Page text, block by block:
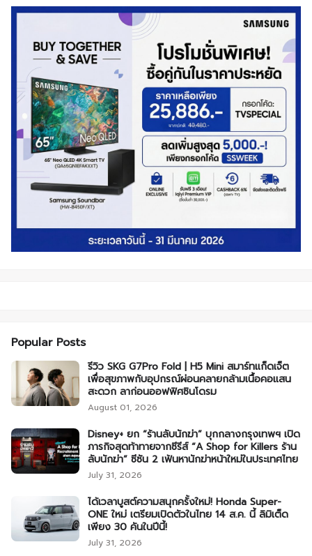
Popular Posts
รีวิว SKG G7Pro Fold | H5 Mini สมาร์ทแก็ดเจ็ต
เพื่อสุขภาพกับอุปกรณ์ผ่อนคลายกล้ามเนื้อคอแสน
สะดวก ลาก่อนออฟฟิศซินโดรม
August 01, 2026
Disney+ ยก “ร้านลับนักฆ่า” บุกกลางกรุงเทพฯ เปิด
ภารกิจสุดท้าทายจากซีรีส์ “A Shop for Killers ร้าน
ลับนักฆ่า” ซีซัน 2 เฟ้นหานักฆ่าหน้าใหม่ในประเทศไทย
July 31, 2026
ได้เวลาบูสต์ความสนุกครั้งใหม่! Honda Super-
ONE ใหม่ เตรียมเปิดตัวในไทย 14 ส.ค. นี้ ลิมิเต็ด
เพียง 30 คันในปีนี้!
July 31, 2026